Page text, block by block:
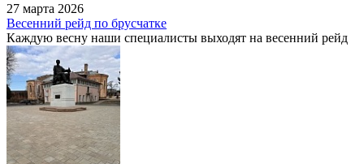
27 марта 2026
Весенний рейд по брусчатке
Каждую весну наши специалисты выходят на весенний рейд